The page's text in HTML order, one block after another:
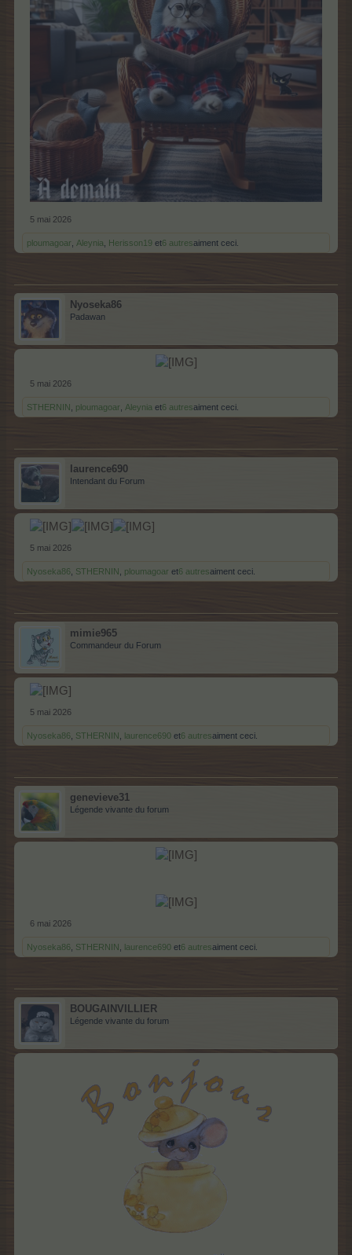
5 mai 2026
ploumagoar Aleynia Herisson19 et6 autresaiment ceci.
Nyoseka86
Padawan
5 mai 2026
STHERNIN ploumagoar Aleynia et6 autresaiment ceci.
laurence690
Intendant du Forum
5 mai 2026
Nyoseka86 STHERNIN ploumagoar et6 autresaiment ceci.
mimie965
Commandeur du Forum
5 mai 2026
Nyoseka86 STHERNIN laurence690 et6 autresaiment ceci.
genevieve31
Légende vivante du forum
6 mai 2026
Nyoseka86 STHERNIN laurence690 et6 autresaiment ceci.
BOUGAINVILLIER
Légende vivante du forum